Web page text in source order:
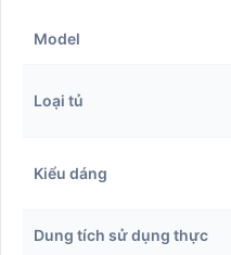
Model
Loại tủ
Kiểu dáng
Dung tích sử dụng thực